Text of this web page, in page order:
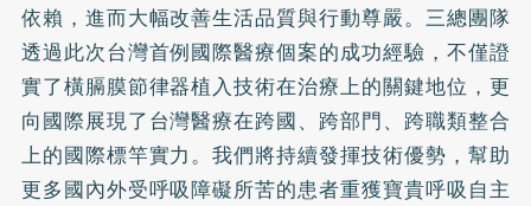
依賴，進而大幅改善生活品質與行動尊嚴。三總團隊
透過此次台灣首例國際醫療個案的成功經驗，不僅證
實了橫膈膜節律器植入技術在治療上的關鍵地位，更
向國際展現了台灣醫療在跨國、跨部門、跨職類整合
上的國際標竿實力。我們將持續發揮技術優勢，幫助
更多國內外受呼吸障礙所苦的患者重獲寶貴呼吸自主